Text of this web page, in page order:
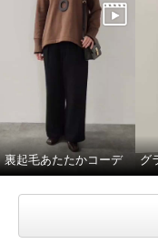
裏起毛あたたかコーデ